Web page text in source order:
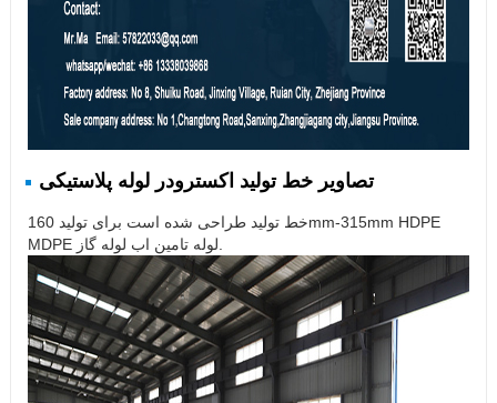
تصاویر خط تولید اکسترودر لوله پلاستیکی
خط تولید طراحی شده است برای تولید 160mm-315mm HDPE